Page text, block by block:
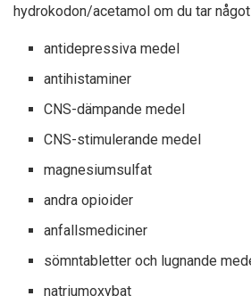
hydrokodon/acetamol om du tar
antidepressiva medel
antihistaminer
CNS-dämpande medel
CNS-stimulerande medel
magnesiumsulfat
andra opioider
anfallsmediciner
sömntabletter och lugnande
natriumoxybat